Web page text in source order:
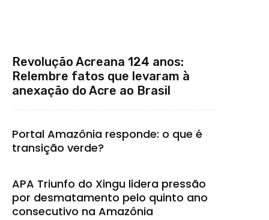
Revolução Acreana 124 anos:
Relembre fatos que levaram à
anexação do Acre ao Brasil
Portal Amazônia responde: o que é
transição verde?
APA Triunfo do Xingu lidera pressão
por desmatamento pelo quinto ano
consecutivo na Amazônia